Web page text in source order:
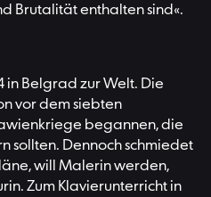
Brutalität enthalten sind«.
in Belgrad zur Welt. Die
vor dem siebten
begannen, die
sollten. Dennoch schmiedet
will Malerin werden,
Zum Klavierunterricht in